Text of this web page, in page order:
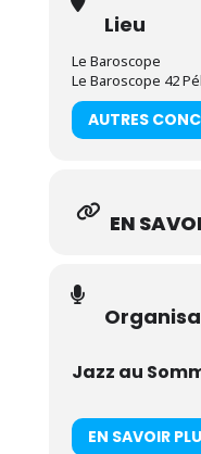
Lieu
Le Baroscope
Le Baroscope 42
AUTRES
EN
Jazz au
EN SAVOIR